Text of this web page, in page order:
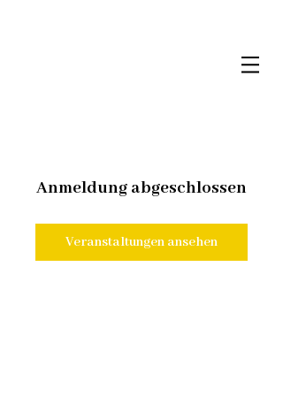
Anmeldung abgeschlossen
Veranstaltungen ansehen